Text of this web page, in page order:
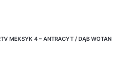
MEKSYK 4 – ANTRACYT / DĄB WOTAN